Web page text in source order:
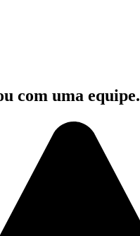
com uma equipe.